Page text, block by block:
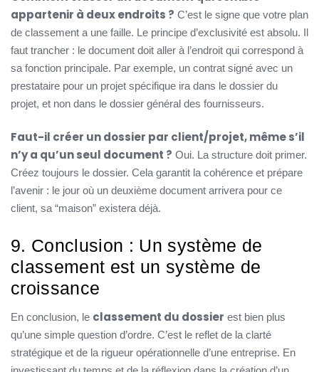
appartenir à deux endroits ? C’est le signe que votre plan
de classement a une faille. Le principe d’exclusivité est absolu. Il
faut trancher : le document doit aller à l’endroit qui correspond à
sa fonction principale. Par exemple, un contrat signé avec un
prestataire pour un projet spécifique ira dans le dossier du
projet, et non dans le dossier général des fournisseurs.
Faut-il créer un dossier par client/projet, même s’il
n’y a qu’un seul document ? Oui. La structure doit primer.
Créez toujours le dossier. Cela garantit la cohérence et prépare
l’avenir : le jour où un deuxième document arrivera pour ce
client, sa “maison” existera déjà.
9. Conclusion : Un système de
classement est un système de
croissance
En conclusion, le classement du dossier est bien plus
qu’une simple question d’ordre. C’est le reflet de la clarté
stratégique et de la rigueur opérationnelle d’une entreprise. En